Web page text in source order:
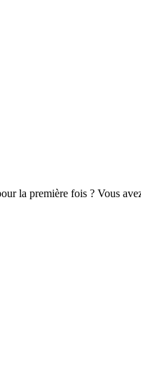
la première fois ? Vous